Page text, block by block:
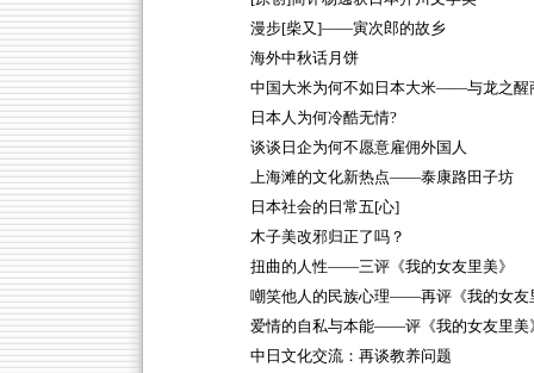
漫步[柴又]——寅次郎的故乡
海外中秋话月饼
中国大米为何不如日本大米——与龙之醒
日本人为何冷酷无情?
谈谈日企为何不愿意雇佣外国人
上海滩的文化新热点——泰康路田子坊
日本社会的日常五[心]
木子美改邪归正了吗？
扭曲的人性——三评《我的女友里美》
嘲笑他人的民族心理——再评《我的女友
爱情的自私与本能——评《我的女友里美
中日文化交流：再谈教养问题